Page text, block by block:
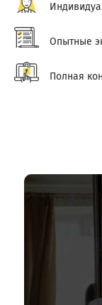
Опытные
Полная